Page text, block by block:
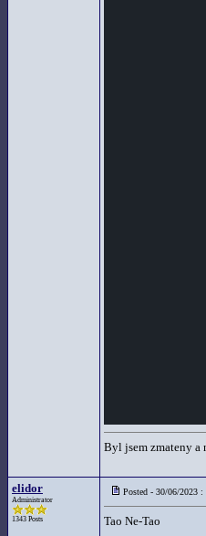
Byl jsem zmateny a
elidor
Administrator
1343 Posts
Posted - 30/06/2023
Tao Ne-Tao